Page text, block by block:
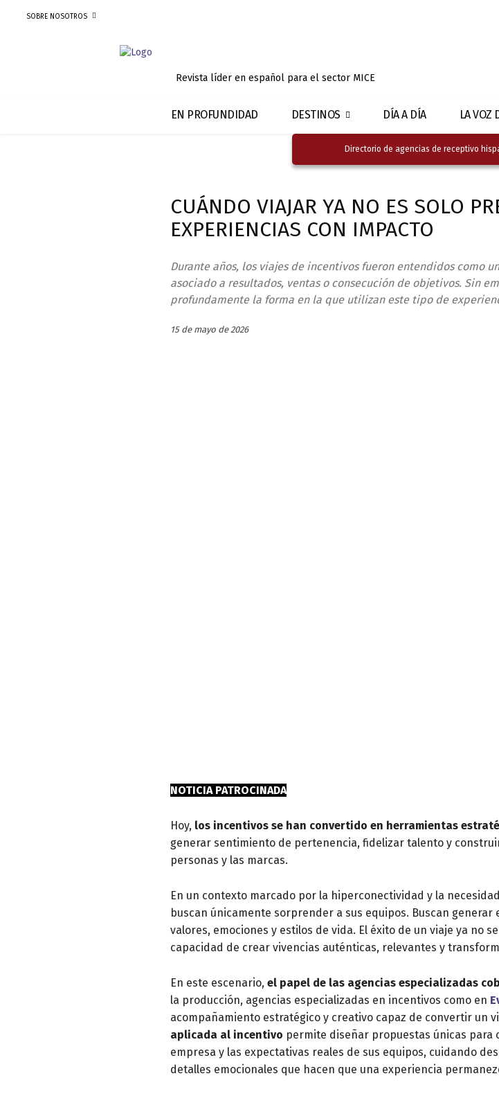
SOBRE NOSOTROS
Revista líder en español para el sector MICE
EN PROFUNDIDAD DESTINOS DÍA A DÍA LA VOZ
Directorio de agencias de receptivo
CUÁNDO VIAJAR YA NO ES SOLO
EXPERIENCIAS CON IMPACTO
Durante años, los viajes de incentivos fueron entendidos como
asociado a resultados, ventas o consecución de objetivos. Sin
profundamente la forma en la que utilizan este tipo de
15 de mayo de 2026
NOTICIA PATROCINADA
Hoy, los incentivos se han convertido en herramientas
generar sentimiento de pertenencia, fidelizar talento y
personas y las marcas.
En un contexto marcado por la hiperconectividad y la
buscan únicamente sorprender a sus equipos. Buscan
valores, emociones y estilos de vida. El éxito de un viaje ya no
capacidad de crear vivencias auténticas, relevantes y
En este escenario, el papel de las agencias especializadas
la producción, agencias especializadas en incentivos como en
acompañamiento estratégico y creativo capaz de convertir un
aplicada al incentivo permite diseñar propuestas únicas para
empresa y las expectativas reales de sus equipos, cuidando
detalles emocionales que hacen que una experiencia